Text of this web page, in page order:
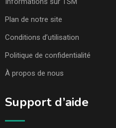
Plan de notre site
Conditions d’utilisation
Politique de confidentialité
À propos de nous
Support d’aide